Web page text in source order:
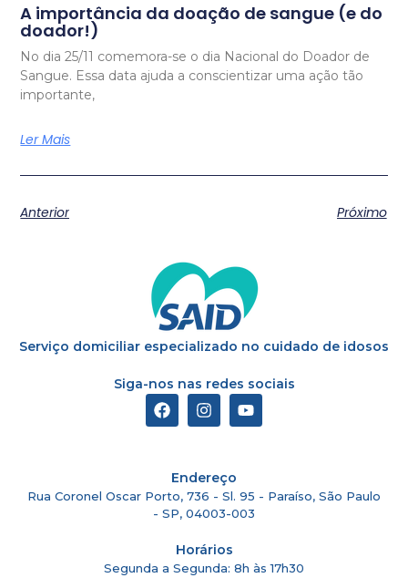
A importância da doação de sangue (e do
doador!)
No dia 25/11 comemora-se o dia Nacional do Doador de
Sangue. Essa data ajuda a conscientizar uma ação tão
importante,
Ler Mais
Anterior Próximo
Serviço domiciliar especializado no cuidado de idosos
Siga-nos nas redes sociais
Endereço
Rua Coronel Oscar Porto, 736 - Sl. 95 - Paraíso, São Paulo
- SP, 04003-003
Horários
Segunda a Segunda: 8h às 17h30